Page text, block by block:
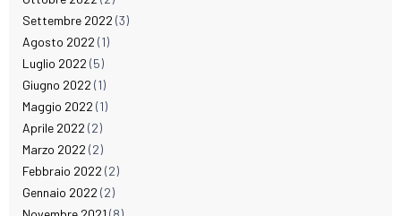
Settembre 2022 (3)
Agosto 2022 (1)
Luglio 2022 (5)
Giugno 2022 (1)
Maggio 2022 (1)
Aprile 2022 (2)
Marzo 2022 (2)
Febbraio 2022 (2)
Gennaio 2022 (2)